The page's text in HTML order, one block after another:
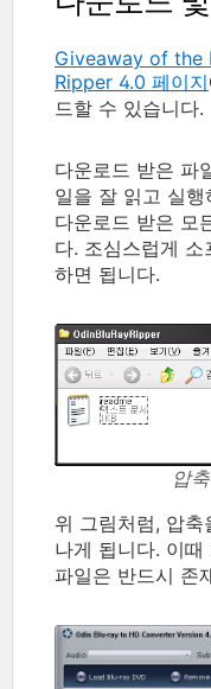
Giveaway of the
Ripper 4.0 페이지
드할 수 있습니다.
다운로드 받은 파
일을 잘 읽고 실
다운로드 받은 모
다. 조심스럽게
하면 됩니다.
압
위 그림처럼, 압
나게 됩니다. 이
파일은 반드시 존